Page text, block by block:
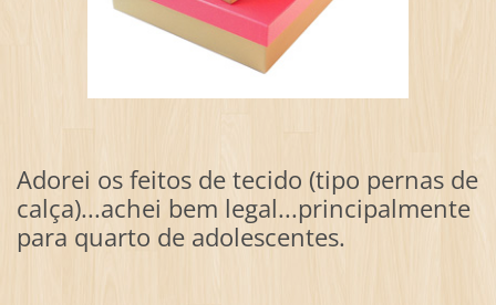
Adorei os feitos de tecido (tipo pernas de
calça)...achei bem legal...principalmente
para quarto de adolescentes.